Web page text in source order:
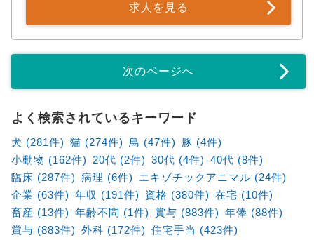
もとで執刀を開始していただきます。 これまでの経験
を活かし、早期から高度な手術に携わることが可能で
す。 「いきなり丸投げ」ではなく、グループのノウハ
ウを共有しながら安心してステップアップできます。
★CT、MRIの読影ができる画像診断医、神経科医は、
医療設備 診察は午前（9:00～12:00）のみ、午後は手
ール管理を徹底しており、チームで効率的な勤務を推
奨しています。 整形外科・神経科の二次診療に特化
し、高度な設備を完備しています。 ・CT、MRI ・Cア
ームレントゲン：リアルタイムであらゆる角度からの
レントゲン撮影が可能 ・関節鏡：体への負担の少ない
手術を可能に ・リハビリ用プール、トレッドミル：大
型犬のリハビリも充実 充実した設備を使用しながら、
求人を見る
次のページへ
よく検索されているキーワード
犬 (281件) 猫 (274件) 鳥 (47件)
豚 (4件)
小動物 (162件)
20代 (2件) 30代 (4件) 40代 (8件)
臨床 (287件) 病理 (6件)
エキゾチックアニマル (24件)
企業 (63件) 年収 (191件) 資格 (380件) 在宅 (10件)
畜産 (13件) 年齢不問 (1件) 賞与 (883件) 年俸 (88件)
賞与 (883件) 外科 (172件) 住宅手当 (423件)